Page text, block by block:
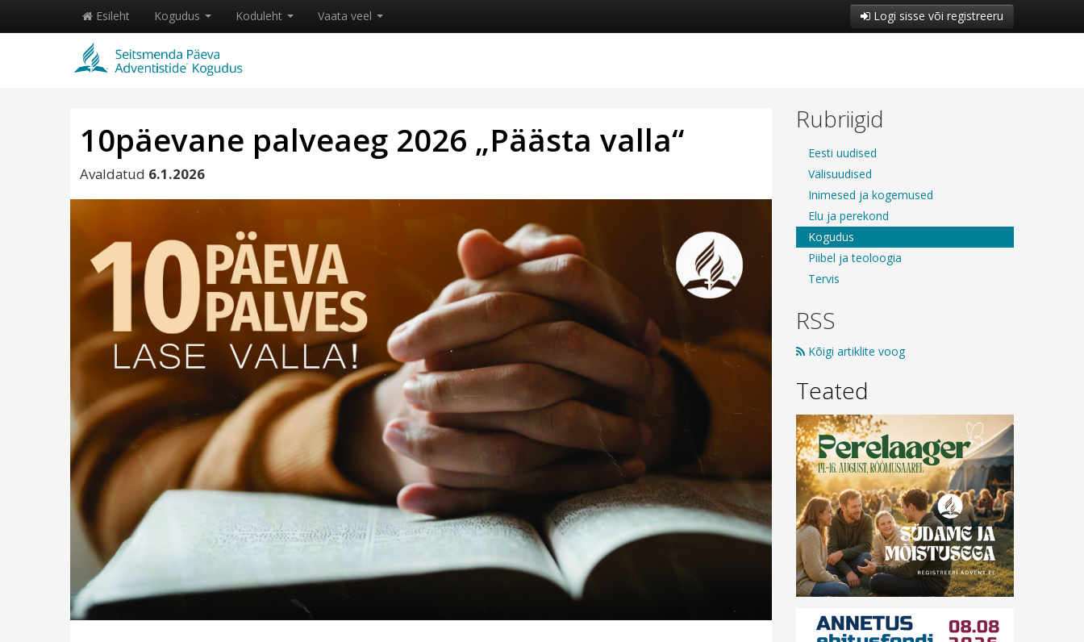
Esileht Kogudus Koduleht Vaata veel Logi sisse või registreeru
10päevane palveaeg 2026 „Päästa valla“
Avaldatud 6.1.2026
Rubriigid
Eesti uudised
Välisuudised
Inimesed ja kogemused
Elu ja perekond
Kogudus
Piibel ja teoloogia
Tervis
RSS
Kõigi artiklite voog
Teated